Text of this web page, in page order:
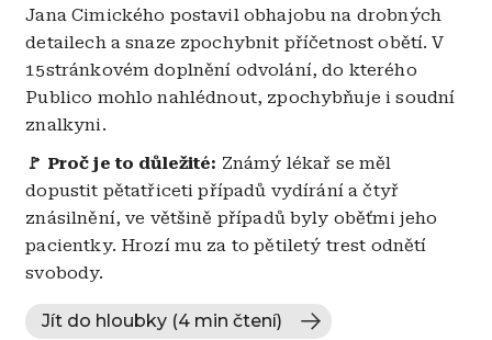
Jana Cimického postavil obhajobu na drobných
detailech a snaze zpochybnit příčetnost obětí. V
15stránkovém doplnění odvolání, do kterého
Publico mohlo nahlédnout, zpochybňuje i soudní
znalkyni.
🚩 Proč je to důležité: Známý lékař se měl
dopustit pětatřiceti případů vydírání a čtyř
znásilnění, ve většině případů byly oběťmi jeho
pacientky. Hrozí mu za to pětiletý trest odnětí
svobody.
Jít do hloubky (4 min čtení)